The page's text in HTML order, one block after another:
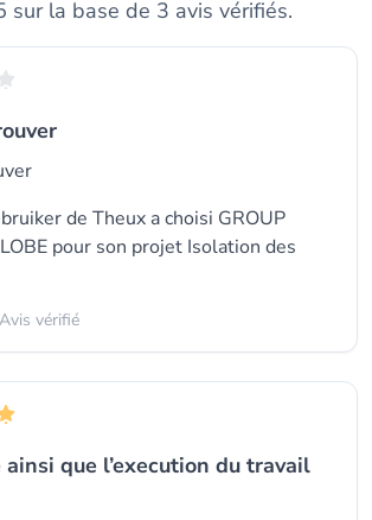
sur la base de 3 avis vérifiés.
de Theux a choisi GROUP
pour son projet Isolation des
Avis vérifié
que l’execution du travail